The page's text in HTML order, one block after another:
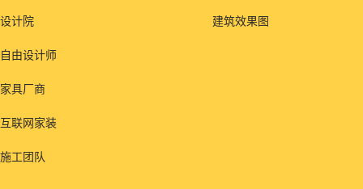
设计院
自由设计师
家具厂商
互联网家装
施工团队
建筑效果图